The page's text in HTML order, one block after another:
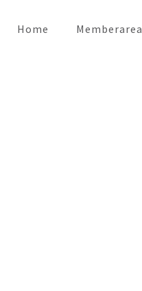
Home Memberarea